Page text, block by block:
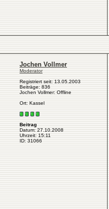
Jochen Vollmer
Moderator
Registriert seit: 13.05.2003
Beiträge: 836
Jochen Vollmer: Offline
Ort: Kassel
Beitrag
Datum: 27.10.2008
Uhrzeit: 15:11
ID: 31066